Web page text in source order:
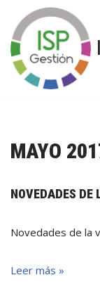
Saltar
al
contenido
MAYO
NOVEDADES DE
Novedades de la
Leer más »